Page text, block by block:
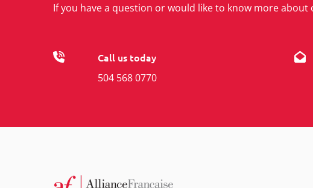
If you have a question or would like to know more
Call us today
504 568 0770